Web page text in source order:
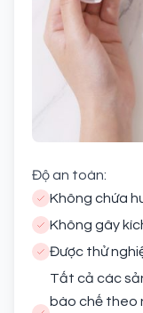
Độ an toàn:
Không chứa
Không gây
Được thử
Tất cả các
bào chế theo